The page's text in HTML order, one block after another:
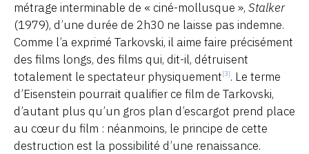
métrage interminable de « ciné-mollusque », Stalker
(1979), d’une durée de 2h30 ne laisse pas indemne.
Comme l’a exprimé Tarkovski, il aime faire précisément
des films longs, des films qui, dit-il, détruisent
totalement le spectateur physiquement[3]. Le terme
d’Eisenstein pourrait qualifier ce film de Tarkovski,
d’autant plus qu’un gros plan d’escargot prend place
au cœur du film : néanmoins, le principe de cette
destruction est la possibilité d’une renaissance.